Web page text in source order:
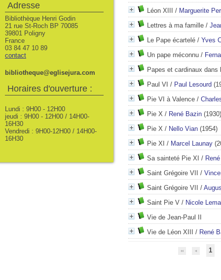
Léon XIII
/ Marguerite
Lettres à ma famille /
Le Pape écartelé / Yves
Un pape méconnu /
Papes et cardinaux dans
Paul VI / Paul Lesourd
Pie VI à Valence /
Pie X / René Bazin (1930)
Pie X / Nello Vian (1954)
Pie XI / Marcel Launay
Sa sainteté Pie XI /
Saint Grégoire VII
/
Saint Grégoire VII
/
Saint Pie V / Nicole
Vie de Jean-Paul II
Vie de Léon XIII
/ René
1
Adresse
Bibliothèque Henri Godin
21 rue St-Roch BP 70085
39801 Poligny
France
03 84 47 10 89
contact
bibliotheque@eglisejura.com
Horaires d'ouverture :
Lundi : 9H00 - 12H00
jeudi : 9H00 - 12H00 / 14H00-
16H30
Vendredi : 9H00-12H00 / 14H00-
16H30